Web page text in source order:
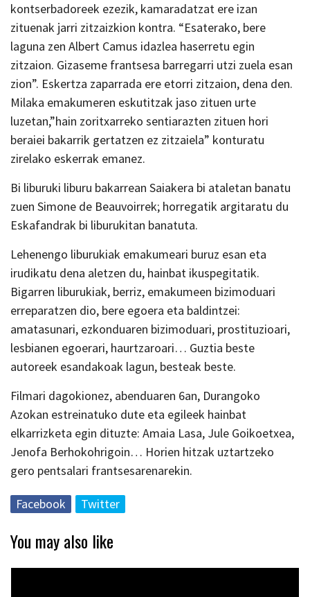
kontserbadoreek ezezik, kamaradatzat ere izan
zituenak jarri zitzaizkion kontra. “Esaterako, bere
laguna zen Albert Camus idazlea haserretu egin
zitzaion. Gizaseme frantsesa barregarri utzi zuela esan
zion”. Eskertza zaparrada ere etorri zitzaion, dena den.
Milaka emakumeren eskutitzak jaso zituen urte
luzetan,”hain zoritxarreko sentiarazten zituen hori
beraiei bakarrik gertatzen ez zitzaiela” konturatu
zirelako eskerrak emanez.
Bi liburuki liburu bakarrean Saiakera bi ataletan banatu
zuen Simone de Beauvoirrek; horregatik argitaratu du
Eskafandrak bi liburukitan banatuta.
Lehenengo liburukiak emakumeari buruz esan eta
irudikatu dena aletzen du, hainbat ikuspegitatik.
Bigarren liburukiak, berriz, emakumeen bizimoduari
erreparatzen dio, bere egoera eta baldintzei:
amatasunari, ezkonduaren bizimoduari, prostituzioari,
lesbianen egoerari, haurtzaroari… Guztia beste
autoreek esandakoak lagun, besteak beste.
Filmari dagokionez, abenduaren 6an, Durangoko
Azokan estreinatuko dute eta egileek hainbat
elkarrizketa egin dituzte: Amaia Lasa, Jule Goikoetxea,
Jenofa Berhokohrigoin… Horien hitzak uztartzeko
gero pentsalari frantsesarenarekin.
Facebook Twitter
You may also like